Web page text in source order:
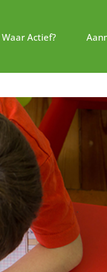
Waar Actief?